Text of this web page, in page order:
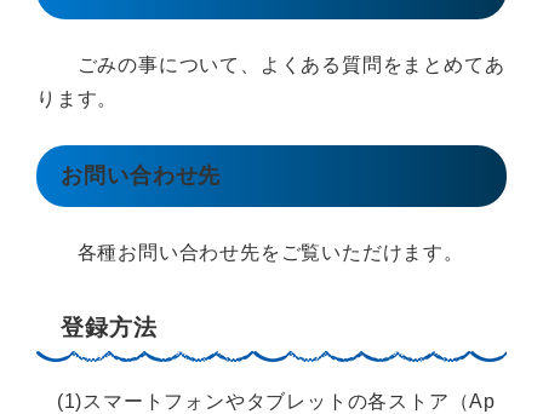
ごみの事について、よくある質問をまとめてあ
ります。
お問い合わせ先
各種お問い合わせ先をご覧いただけます。
登録方法
(1)スマートフォンやタブレットの各ストア（Ap